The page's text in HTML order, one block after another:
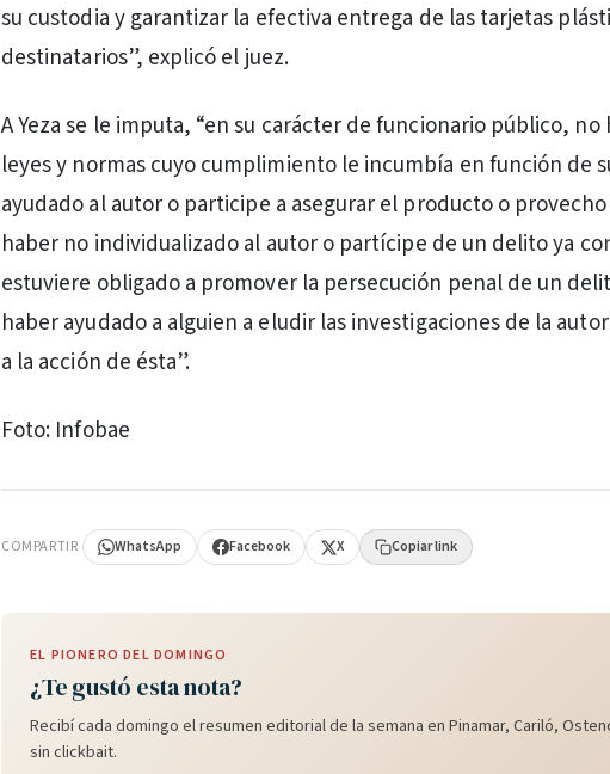
su custodia y garantizar la efectiva entrega de las tarjetas
destinatarios”, explicó el juez.
A Yeza se le imputa, “en su carácter de funcionario público,
leyes y normas cuyo cumplimiento le incumbía en función de
ayudado al autor o participe a asegurar el producto o
haber no individualizado al autor o partícipe de un delito ya
estuviere obligado a promover la persecución penal de un
haber ayudado a alguien a eludir las investigaciones de la
a la acción de ésta”.
Foto: Infobae
COMPARTIR WhatsApp Facebook X Copiar link
EL PIONERO DEL DOMINGO
¿Te gustó esta nota?
Recibí cada domingo el resumen editorial de la semana en Pinamar, Cariló,
sin clickbait.